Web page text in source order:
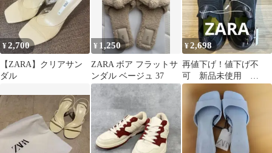
¥2,700
【ZARA】クリアサン
ダル
¥ 1,250
ZARA ボア フラットサ
ンダル ベージュ 37
¥2,698
再値下げ！値下げ不
可 新品未使用
ZARA ニットスニーカ
ー 24.3cm